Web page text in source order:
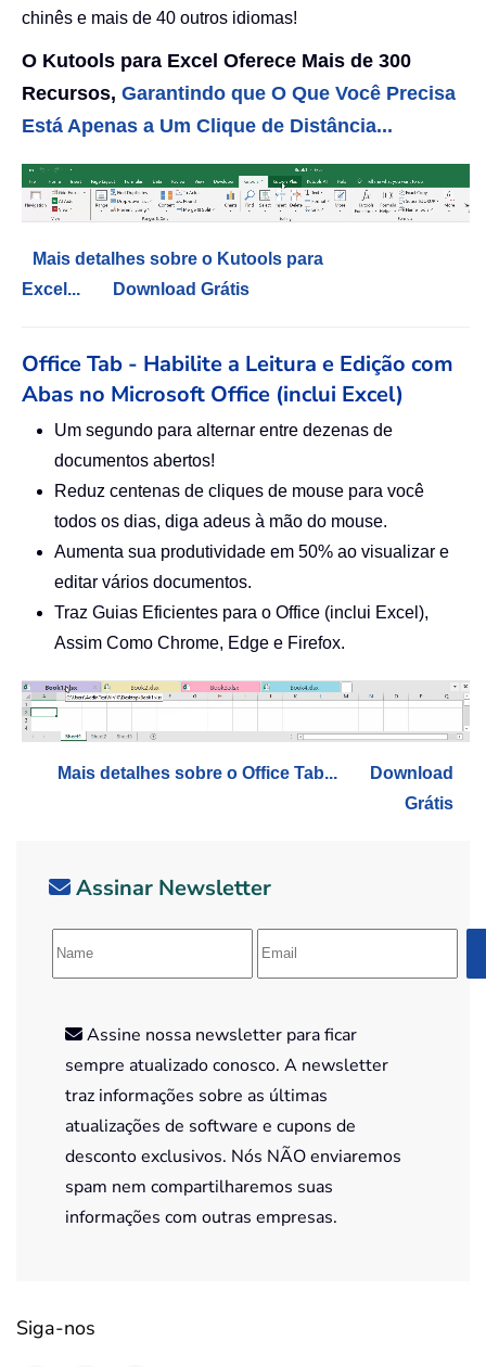
chinês e mais de 40 outros idiomas!
O Kutools para Excel Oferece Mais de 300
Recursos, Garantindo que O Que Você Precisa
Está Apenas a Um Clique de Distância...
Mais detalhes sobre o Kutools para
Excel...
Download Grátis
Office Tab - Habilite a Leitura e Edição com
Abas no Microsoft Office (inclui Excel)
Um segundo para alternar entre dezenas de
documentos abertos!
Reduz centenas de cliques de mouse para você
todos os dias, diga adeus à mão do mouse.
Aumenta sua produtividade em 50% ao visualizar e
editar vários documentos.
Traz Guias Eficientes para o Office (inclui Excel),
Assim Como Chrome, Edge e Firefox.
Mais detalhes sobre o Office Tab...
Download
Grátis
Assinar Newsletter
Assine nossa newsletter para ficar
sempre atualizado conosco. A newsletter
traz informações sobre as últimas
atualizações de software e cupons de
desconto exclusivos. Nós NÃO enviaremos
spam nem compartilharemos suas
informações com outras empresas.
Siga-nos